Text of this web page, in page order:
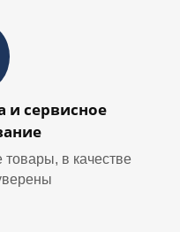
и сервисное
в качестве